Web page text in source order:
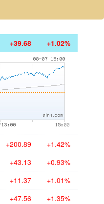
+39.68 +1.02%
+200.89 +1.42%
+43.13 +0.93%
+11.37 +1.01%
+47.56 +1.35%